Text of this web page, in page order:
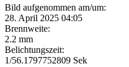
Bild aufgenommen am/um:
28. April 2025 04:05
Brennweite:
2.2 mm
Belichtungszeit:
1/56.1797752809 Sek